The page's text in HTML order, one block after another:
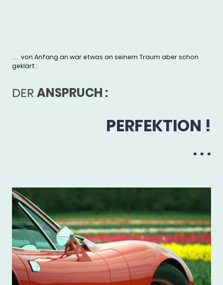
. . . von Anfang an war etwas an seinem Traum aber schon
geklärt :
DERANSPRUCH :
PERFEKTION !
. . .